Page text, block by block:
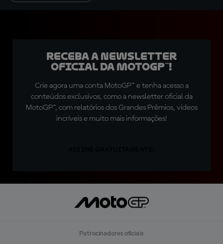
Receba a newsletter
oficial da MotoGP™!
Crie agora uma conta MotoGP™ e tenha acesso a
conteúdos exclusivos, como a newsletter oficial da
MotoGP™, com relatórios dos Grandes Prêmios, vídeos
incríveis e muito mais informações!
Patrocinadores oficiais